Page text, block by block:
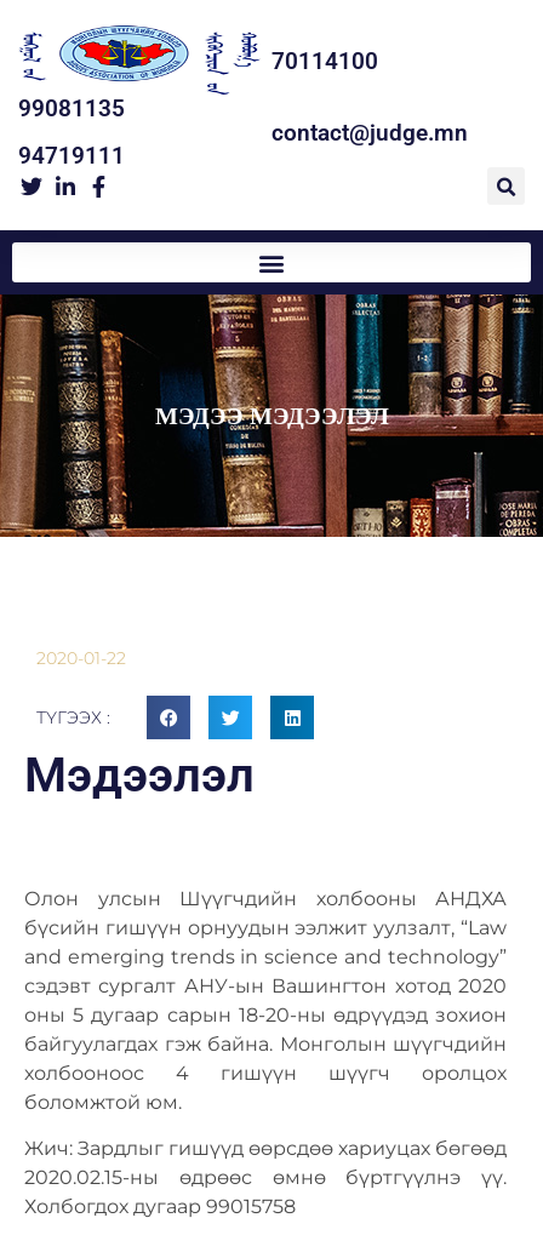
70114100
99081135
94719111
contact@judge.mn
МЭДЭЭ МЭДЭЭЛЭЛ
2020-01-22
ТҮГЭЭХ :
Мэдээлэл
Олон улсын Шүүгчдийн холбооны АНДХА
бүсийн гишүүн орнуудын ээлжит уулзалт, “Law
and emerging trends in science and technology”
сэдэвт сургалт АНУ-ын Вашингтон хотод 2020
оны 5 дугаар сарын 18-20-ны өдрүүдэд зохион
байгуулагдах гэж байна. Монголын шүүгчдийн
холбооноос 4 гишүүн шүүгч оролцох
боломжтой юм.
Жич: Зардлыг гишүүд өөрсдөө хариуцах бөгөөд
2020.02.15-ны өдрөөс өмнө бүртгүүлнэ үү.
Холбогдох дугаар 99015758